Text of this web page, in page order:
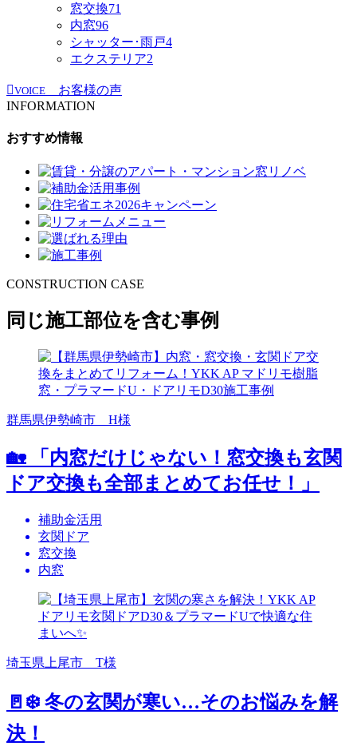
窓交換71
内窓96
シャッター･雨戸4
エクステリア2
VOICE
お客様の声
INFORMATION
おすすめ情報
CONSTRUCTION CASE
同じ施工部位を含む事例
群馬県伊勢崎市 H様
🏡 「内窓だけじゃない！窓交換も玄関
ドア交換も全部まとめてお任せ！」
補助金活用
玄関ドア
窓交換
内窓
埼玉県上尾市 T様
🚪❄️ 冬の玄関が寒い…そのお悩みを解
決！